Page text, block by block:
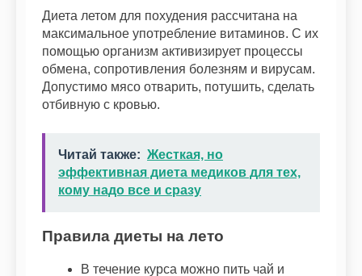
Диета летом для похудения рассчитана на
максимальное употребление витаминов. С их
помощью организм активизирует процессы
обмена, сопротивления болезням и вирусам.
Допустимо мясо отварить, потушить, сделать
отбивную с кровью.
Читай также: Жесткая, но
эффективная диета медиков для тех,
кому надо все и сразу
Правила диеты на лето
В течение курса можно пить чай и